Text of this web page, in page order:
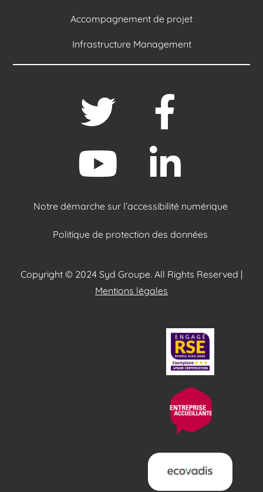
Accompagnement de projet
Infrastructure Management
Notre démarche sur l’accessibilité numérique
Politique de protection des données
Copyright © 2024 Syd Groupe. All Rights Reserved |
Mentions légales